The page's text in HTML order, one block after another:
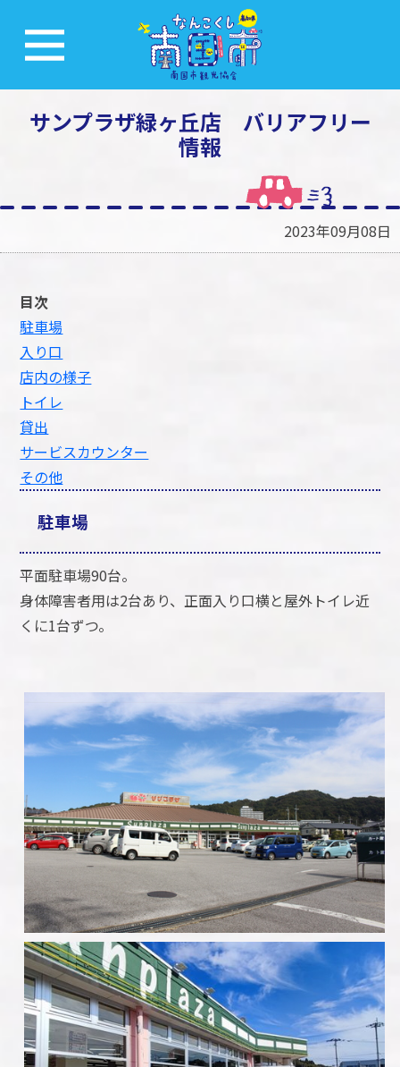
サンプラザ緑ヶ丘店 バリアフリー
情報
2023年09月08日
目次
駐車場
入り口
店内の様子
トイレ
貸出
サービスカウンター
その他
駐車場
平面駐車場90台。
身体障害者用は2台あり、正面入り口横と屋外トイレ近
くに1台ずつ。